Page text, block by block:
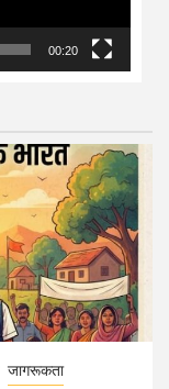
00:20
जागरूकता